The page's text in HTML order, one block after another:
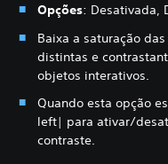
Opções: Desativada,
Baixa a saturação
distintas e
objetos interativos.
Quando esta opção
left| para ativar/
contraste.